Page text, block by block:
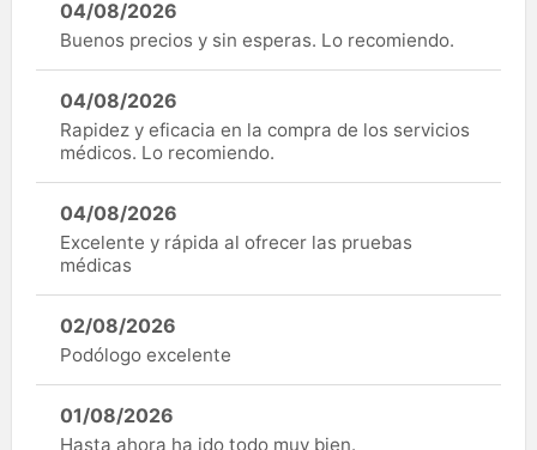
04/08/2026
Buenos precios y sin esperas. Lo recomiendo.
04/08/2026
Rapidez y eficacia en la compra de los servicios
médicos. Lo recomiendo.
04/08/2026
Excelente y rápida al ofrecer las pruebas
médicas
02/08/2026
Podólogo excelente
01/08/2026
Hasta ahora ha ido todo muy bien.